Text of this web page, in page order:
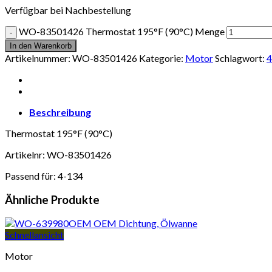
Verfügbar bei Nachbestellung
WO-83501426 Thermostat 195°F (90°C) Menge
In den Warenkorb
Artikelnummer: WO-83501426 Kategorie: MotorSchlagwort:
Beschreibung
Thermostat 195°F (90°C)
Artikelnr: WO-83501426
Passend für: 4-134
Ähnliche Produkte
Schnellansicht
Motor